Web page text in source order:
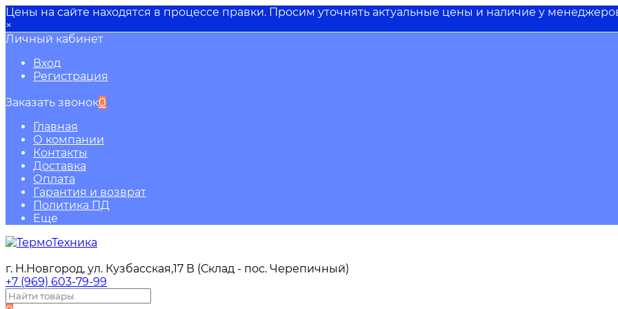
Цены на сайте находятся в процессе правки. Просим уточнять актуальные цены и наличие у
×
Личный кабинет
Вход
Регистрация
Заказать звонок0
Главная
О компании
Контакты
Доставка
Оплата
Гарантия и возврат
Политика ПД
Еще
г. Н.Новгород, ул. Кузбасская,17 В (Склад - пос. Черепичный)
+7 (969) 603-79-99